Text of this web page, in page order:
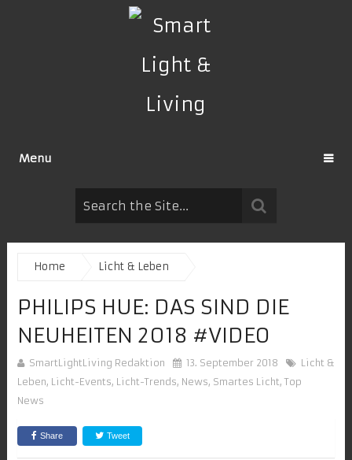
Menu
Home Licht & Leben
PHILIPS HUE: DAS SIND DIE
NEUHEITEN 2018 #VIDEO
SmartLightLiving Redaktion 13. September 2018
Licht &
Leben, Licht-Events, Licht-Trends, News, Smartes Licht,Top
News
Share Tweet